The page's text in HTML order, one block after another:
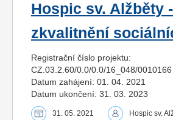
Hospic sv. Alžběty -
zkvalitnění
Registrační číslo projektu:
CZ.03.2.60/0.0/0.0/16_048/0010166
Datum zahájení: 01. 04. 2021
Datum ukončení: 31. 03. 2023
31. 05. 2021 Hospic sv.